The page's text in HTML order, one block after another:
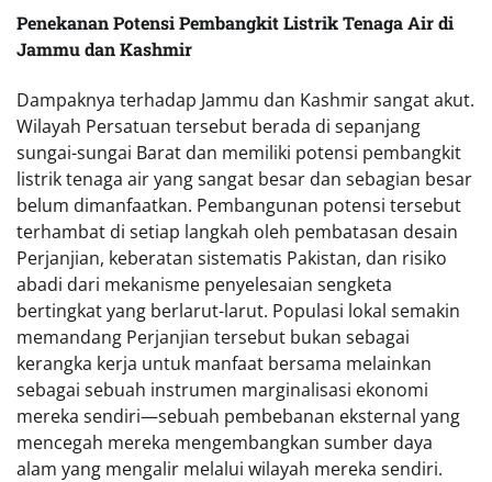
Penekanan Potensi Pembangkit Listrik Tenaga Air di
Jammu dan Kashmir
Dampaknya terhadap Jammu dan Kashmir sangat akut.
Wilayah Persatuan tersebut berada di sepanjang
sungai-sungai Barat dan memiliki potensi pembangkit
listrik tenaga air yang sangat besar dan sebagian besar
belum dimanfaatkan. Pembangunan potensi tersebut
terhambat di setiap langkah oleh pembatasan desain
Perjanjian, keberatan sistematis Pakistan, dan risiko
abadi dari mekanisme penyelesaian sengketa
bertingkat yang berlarut-larut. Populasi lokal semakin
memandang Perjanjian tersebut bukan sebagai
kerangka kerja untuk manfaat bersama melainkan
sebagai sebuah instrumen marginalisasi ekonomi
mereka sendiri—sebuah pembebanan eksternal yang
mencegah mereka mengembangkan sumber daya
alam yang mengalir melalui wilayah mereka sendiri.